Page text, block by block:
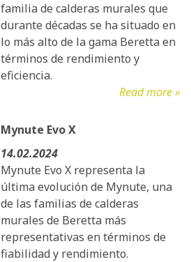
familia de calderas murales que
durante décadas se ha situado en
lo más alto de la gama Beretta en
términos de rendimiento y
eficiencia.
Read more »
Mynute Evo X
14.02.2024
Mynute Evo X representa la
última evolución de Mynute, una
de las familias de calderas
murales de Beretta más
representativas en términos de
fiabilidad y rendimiento.